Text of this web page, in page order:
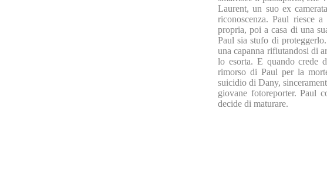
Laurent, un suo ex
riconoscenza. Paul riesce
propria, poi a casa di una
Paul sia stufo di
una capanna rifiutandosi di
lo esorta. E quando crede
rimorso di Paul per la
suicidio di Dany,
giovane fotoreporter. Paul
decide di maturare.